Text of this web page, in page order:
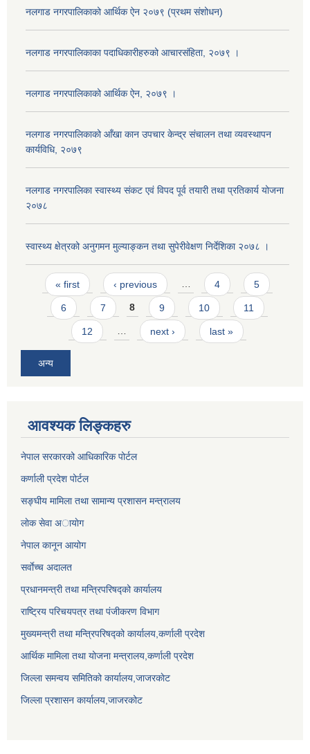
नलगाड नगरपालिकाको आर्थिक ऐन २०७९ (प्रथम संशोधन)
नलगाड नगरपालिकाका पदाधिकारीहरुको आचारसंहिता, २०७९ ।
नलगाड नगरपालिकाको आर्थिक ऐन, २०७९ ।
नलगाड नगरपालिकाको आँखा कान उपचार केन्द्र संचालन तथा व्यवस्थापन
कार्यविधि, २०७९
नलगाड नगरपालिका स्वास्थ्य संकट एवं विपद पूर्व तयारी तथा प्रतिकार्य योजना
२०७८
स्वास्थ्य क्षेत्रको अनुगमन मुल्याङ्कन तथा सुपेरीवेक्षण निर्देशिका २०७८ ।
Pages
« first ‹ previous … 4 5
6 7 8 9 10 11
12 … next › last »
अन्य
आवश्यक लिङ्कहरु
नेपाल सरकारको आधिकारिक पोर्टल
कर्णाली प्रदेश पोर्टल
सङ्घीय मामिला तथा सामान्य प्रशासन मन्त्रालय
लाेक सेवा अायाेग
नेपाल कानून आयोग
सर्वाेच्च अदालत
प्रधानमन्त्री तथा मन्त्रिपरिषद्को कार्यालय
राष्ट्रिय परिचयपत्र तथा पंजीकरण विभाग
मुख्यमन्त्री तथा मन्त्रिपरिषद्को कार्यालय,कर्णाली प्रदेश
आर्थिक मामिला तथा योजना मन्त्रालय,कर्णाली प्रदेश
जिल्ला समन्वय समितिको कार्यालय,जाजरकाेट
जिल्ला प्रशासन कार्यालय,जाजरकोट